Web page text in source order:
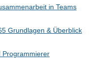
in Teams
Grundlagen & Überblick
Programmierer